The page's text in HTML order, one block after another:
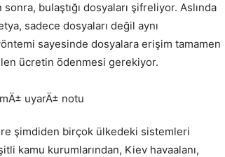
bulaştığı dosyaları şifreliyor. Aslında
sadece dosyaları değil aynı
sayesinde dosyalara erişim tamamen
ücretin ödenmesi gerekiyor.
şimdiden birçok ülkedeki sistemleri
kamu kurumlarından, Kiev havaalanı,